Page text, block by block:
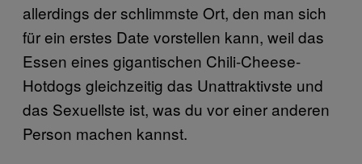
allerdings der schlimmste Ort, den man sich
für ein erstes Date vorstellen kann, weil das
Essen eines gigantischen Chili-Cheese-
Hotdogs gleichzeitig das Unattraktivste und
das Sexuellste ist, was du vor einer anderen
Person machen kannst.